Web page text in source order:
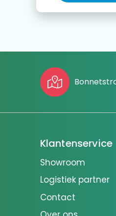
Klantenservice
Showroom
Logistiek partner
Contact